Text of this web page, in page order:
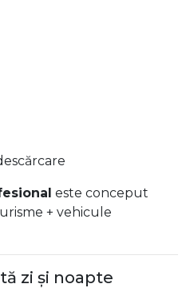
este conceput
+ vehicule
zi și noapte